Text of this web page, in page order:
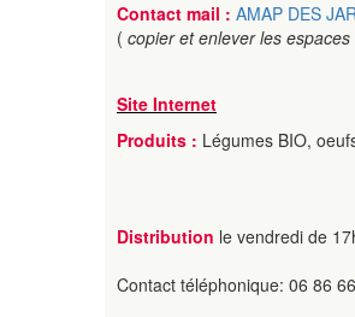
Contact mail : AMAP DES
( copier et enlever les espaces
Site Internet
Produits : Légumes BIO,
Distribution le vendredi de
Contact téléphonique: 06 86